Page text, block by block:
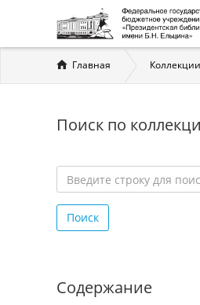
Вы
здесь
Главная
Поиск по
строку
для
Поиск
Содержание